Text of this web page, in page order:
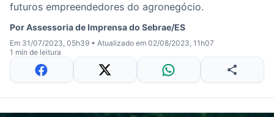
futuros empreendedores do agronegócio.
PorAssessoria de Imprensa do Sebrae/ES
Em 31/07/2023, 05h39 • Atualizado em 02/08/2023, 11h07
1 min de leitura